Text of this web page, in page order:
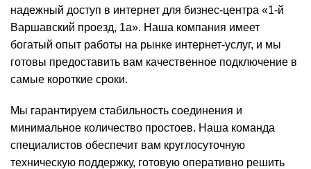
надежный доступ в интернет для бизнес-центра «1-й
Варшавский проезд, 1а». Наша компания имеет
богатый опыт работы на рынке интернет-услуг, и мы
готовы предоставить вам качественное подключение в
самые короткие сроки.
Мы гарантируем стабильность соединения и
минимальное количество простоев. Наша команда
специалистов обеспечит вам круглосуточную
техническую поддержку, готовую оперативно решить